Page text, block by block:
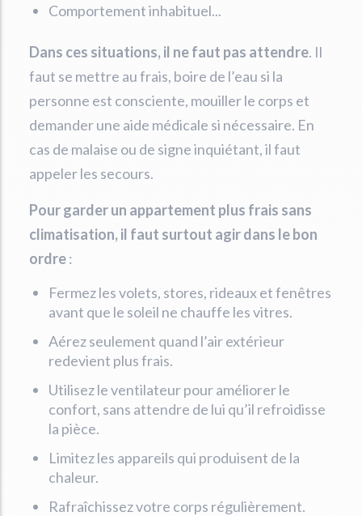
Comportement inhabituel...
Dans ces situations, il ne faut pas attendre. Il
faut se mettre au frais, boire de l’eau si la
personne est consciente, mouiller le corps et
demander une aide médicale si nécessaire. En
cas de malaise ou de signe inquiétant, il faut
appeler les secours.
Pour garder un appartement plus frais sans
climatisation, il faut surtout agir dans le bon
ordre:
Fermez les volets, stores, rideaux et fenêtres
avant que le soleil ne chauffe les vitres.
Aérez seulement quand l’air extérieur
redevient plus frais.
Utilisez le ventilateur pour améliorer le
confort, sans attendre de lui qu’il refroidisse
la pièce.
Limitez les appareils qui produisent de la
chaleur.
Rafraîchissez votre corps régulièrement.